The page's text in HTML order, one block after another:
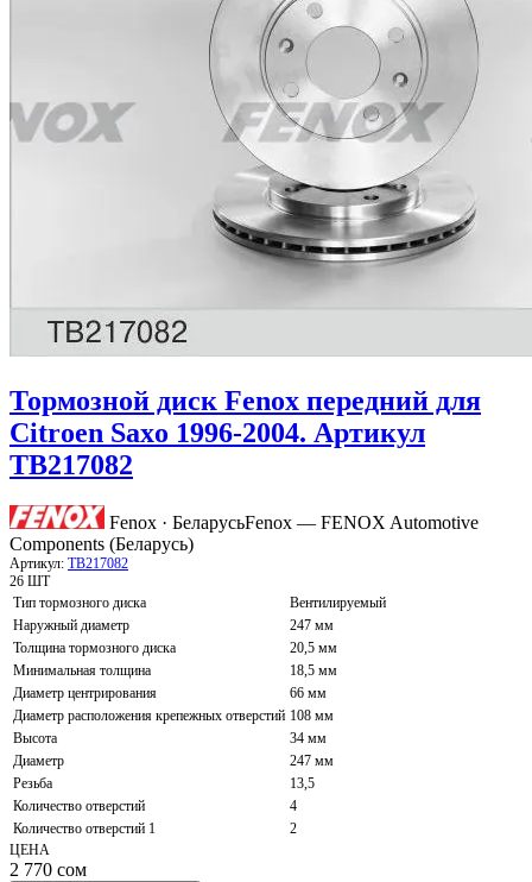
Тормозной диск Fenox передний для
Citroen Saxo 1996-2004. Артикул
TB217082
Fenox · БеларусьFenox — FENOX Automotive
Components (Беларусь)
Артикул: TB217082
26 ШТ
Тип тормозного диска
Вентилируемый
Наружный диаметр
247 мм
Толщина тормозного диска
20,5 мм
Минимальная толщина
18,5 мм
Диаметр центрирования
66 мм
Диаметр расположения крепежных отверстий 108 мм
Высота
34 мм
Диаметр
247 мм
Резьба
13,5
Количество отверстий
4
Количество отверстий 1
2
ЦЕНА
2 770 сом